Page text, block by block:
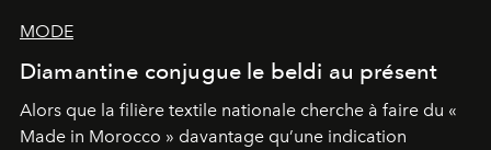
MODE
Diamantine conjugue le beldi au présent
Alors que la filière textile nationale cherche à faire du «
Made in Morocco » davantage qu’une indication